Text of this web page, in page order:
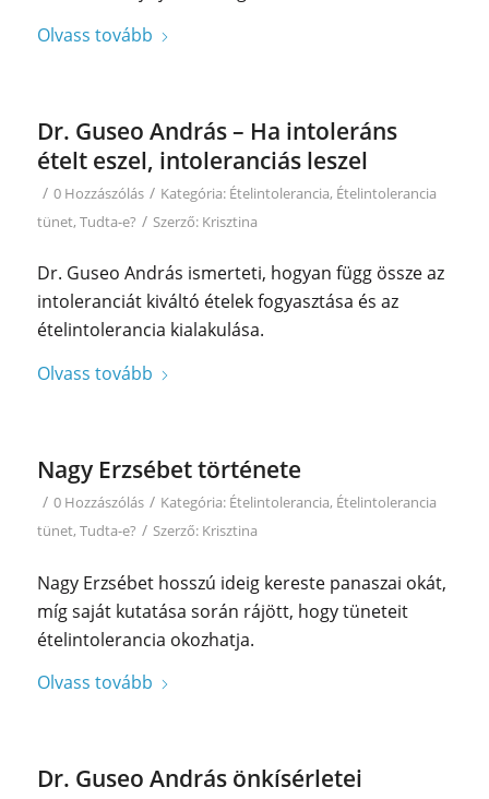
Olvass tovább
Dr. Guseo András – Ha intoleráns
ételt eszel, intoleranciás leszel
/ 0 Hozzászólás / Kategória: Ételintolerancia, Ételintolerancia
tünet, Tudta-e? / Szerző: Krisztina
Dr. Guseo András ismerteti, hogyan függ össze az
intoleranciát kiváltó ételek fogyasztása és az
ételintolerancia kialakulása.
Olvass tovább
Nagy Erzsébet története
/ 0 Hozzászólás / Kategória: Ételintolerancia, Ételintolerancia
tünet, Tudta-e? / Szerző: Krisztina
Nagy Erzsébet hosszú ideig kereste panaszai okát,
míg saját kutatása során rájött, hogy tüneteit
ételintolerancia okozhatja.
Olvass tovább
Dr. Guseo András önkísérletei